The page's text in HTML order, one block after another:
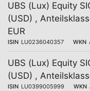
UBS (Lux) Equity
(USD) ,
EUR
ISIN LU0236040357 WKN
UBS (Lux) Equity
(USD) ,
ISIN LU0399005999 WKN